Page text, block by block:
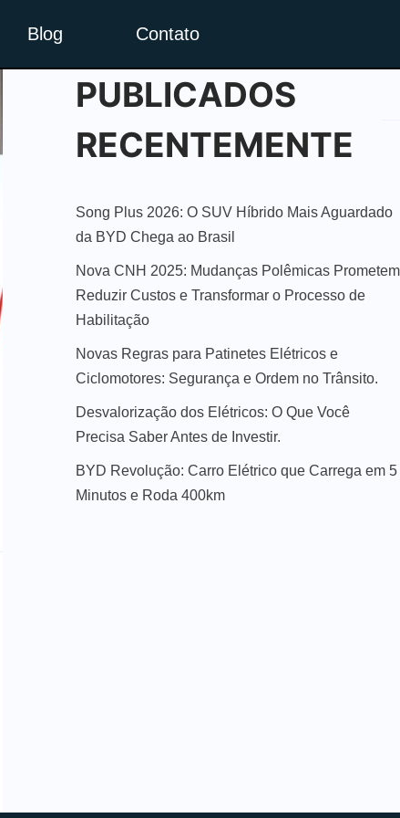
Blog Contato
PUBLICADOS
RECENTEMENTE
Song Plus 2026: O SUV Híbrido Mais Aguardado
da BYD Chega ao Brasil
Nova CNH 2025: Mudanças Polêmicas Prometem
Reduzir Custos e Transformar o Processo de
Habilitação
Novas Regras para Patinetes Elétricos e
Ciclomotores: Segurança e Ordem no Trânsito.
Desvalorização dos Elétricos: O Que Você
Precisa Saber Antes de Investir.
BYD Revolução: Carro Elétrico que Carrega em 5
Minutos e Roda 400km